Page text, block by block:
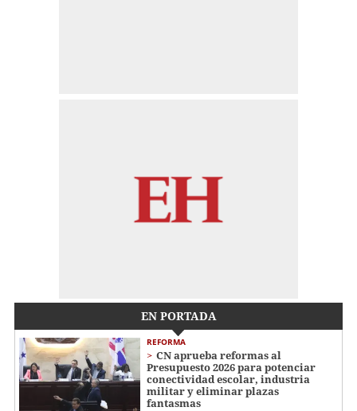
EN PORTADA
REFORMA
CN aprueba reformas al
Presupuesto 2026 para potenciar
conectividad escolar, industria
militar y eliminar plazas
fantasmas